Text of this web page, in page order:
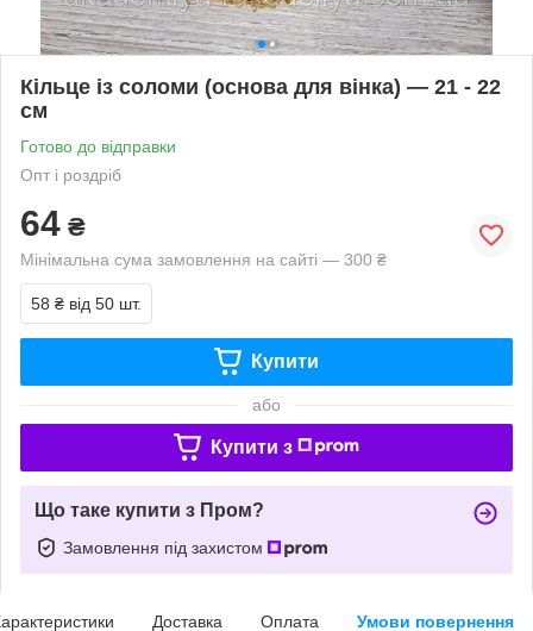
Кільце із соломи (основа для вінка) — 21 - 22
см
Готово до відправки
Опт і роздріб
64 ₴
Мінімальна сума замовлення на сайті — 300 ₴
58 ₴ від 50 шт.
Купити
або
Купити з
Що таке купити з Пром?
Замовлення під захистом
Доставка Оплата Умови повернення